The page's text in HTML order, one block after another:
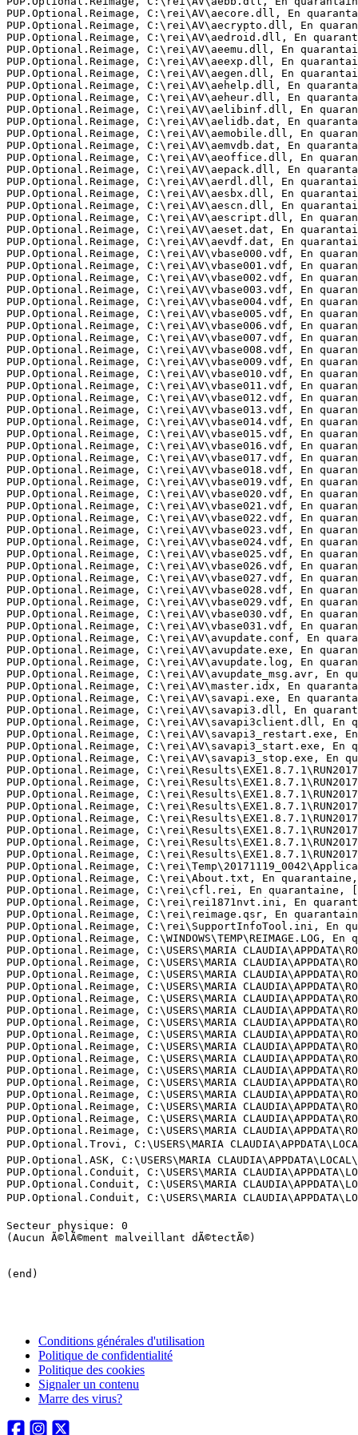
Conditions générales d'utilisation
Politique de confidentialité
Politique des cookies
Signaler un contenu
Marre des virus?